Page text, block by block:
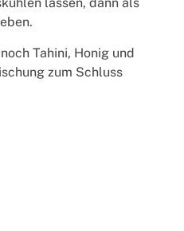
lassen, dann als
Tahini, Honig und
zum Schluss